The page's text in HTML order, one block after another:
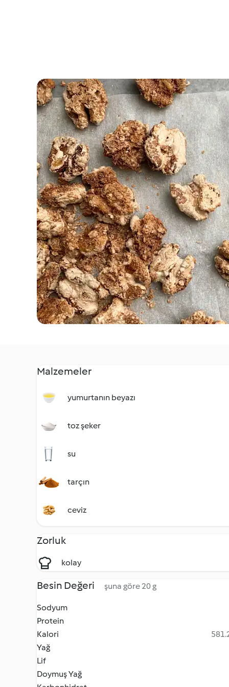
Malzemeler
yumurtanın beyazı
toz şeker
su
tarçın
ceviz
Zorluk
kolay
Besin Değeri şuna göre 20 g
Sodyum
Protein
Kalori
Yağ
Lif
Doymuş Yağ